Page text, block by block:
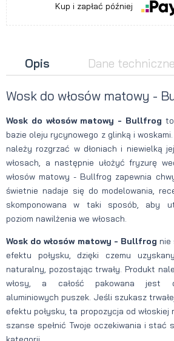
Kup i zapłać później
Opis Dane techniczne
Wosk do włosów matowy -
Wosk do włosów matowy - Bullfrog
bazie oleju rycynowego z glinką i
należy rozgrzać w dłoniach i niewielką
włosach, a następnie ułożyć fryzurę
włosów matowy - Bullfrog zapewnia
świetnie nadaje się do modelowania,
skomponowana w taki sposób, aby
poziom nawilżenia we włosach.
Wosk do włosów matowy - Bullfrog nie
efektu połysku, dzięki czemu
naturalny, pozostając trwały. Produkt
włosy, a całość pakowana jest
aluminiowych puszek. Jeśli szukasz
efektu połysku, ta propozycja od
szanse spełnić Twoje oczekiwania i stać